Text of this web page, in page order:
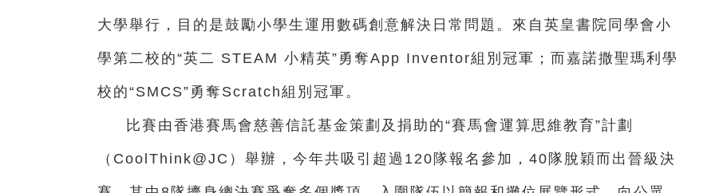
大學舉行，目的是鼓勵小學生運用數碼創意解決日常問題。來自英皇書院同學會小
學第二校的“英二 STEAM 小精英”勇奪App Inventor組別冠軍；而嘉諾撒聖瑪利學
校的“SMCS”勇奪Scratch組別冠軍。
比賽由香港賽馬會慈善信託基金策劃及捐助的“賽馬會運算思維教育”計劃
（CoolThink@JC）舉辦，今年共吸引超過120隊報名參加，40隊脫穎而出晉級決